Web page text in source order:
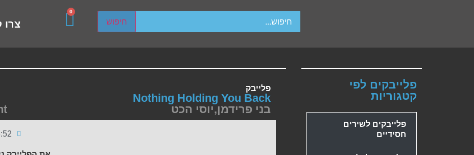
חיפוש
page. Touch device users, explore by touch or with swipe gestures.
0
צרו
פלייבקים לפי
קטגוריות
פלייבקים לשירים
חסידיים
פלייבק
Nothing Holding You Back
בני פרידמן,יוסי הכט